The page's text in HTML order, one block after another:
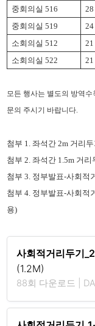
중회의실516
28
중회의실 519
24
소회의실 512
21
소회의실 522 21
모든 행사는 별도의 방역
문의 주시기 바랍니다
첨부 1. 좌석간 2m 거리
첨부 2. 좌석간 1.5m 거
첨부 3. 정부발표-사회적
첨부 4. 정부발표-사회적
용)
사회적거리두기
(1.2M)
88회 다운로드 |